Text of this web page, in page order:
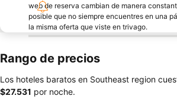
web de reserva cambian de manera
posible que no siempre encuentres en una
la misma oferta que viste en trivago.
Rango de precios
Los hoteles baratos en Southeast region
‎$27.531 por noche.